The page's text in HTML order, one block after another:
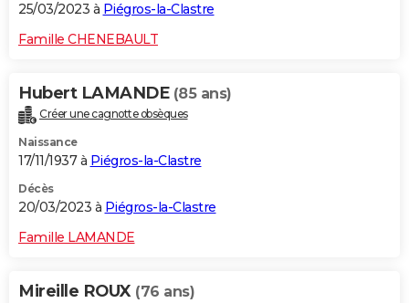
25/03/2023 à Piégros-la-Clastre
Famille CHENEBAULT
Hubert LAMANDE (85 ans)
Créer une cagnotte obsèques
Naissance
17/11/1937 à Piégros-la-Clastre
Décès
20/03/2023 à Piégros-la-Clastre
Famille LAMANDE
Mireille ROUX (76 ans)